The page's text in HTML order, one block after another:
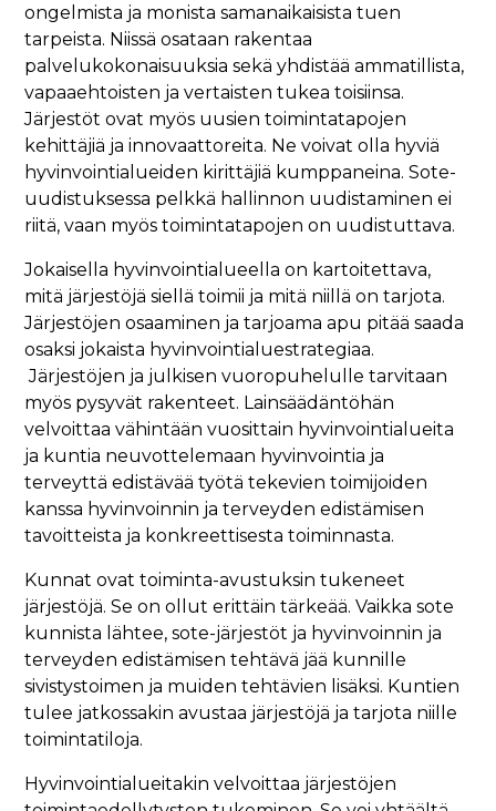
ongelmista ja monista samanaikaisista tuen
tarpeista. Niissä osataan rakentaa
palvelukokonaisuuksia sekä yhdistää ammatillista,
vapaaehtoisten ja vertaisten tukea toisiinsa.
Järjestöt ovat myös uusien toimintatapojen
kehittäjiä ja innovaattoreita. Ne voivat olla hyviä
hyvinvointialueiden kirittäjiä kumppaneina. Sote-
uudistuksessa pelkkä hallinnon uudistaminen ei
riitä, vaan myös toimintatapojen on uudistuttava.
Jokaisella hyvinvointialueella on kartoitettava,
mitä järjestöjä siellä toimii ja mitä niillä on tarjota.
Järjestöjen osaaminen ja tarjoama apu pitää saada
osaksi jokaista hyvinvointialuestrategiaa.
Järjestöjen ja julkisen vuoropuhelulle tarvitaan
myös pysyvät rakenteet. Lainsäädäntöhän
velvoittaa vähintään vuosittain hyvinvointialueita
ja kuntia neuvottelemaan hyvinvointia ja
terveyttä edistävää työtä tekevien toimijoiden
kanssa hyvinvoinnin ja terveyden edistämisen
tavoitteista ja konkreettisesta toiminnasta.
Kunnat ovat toiminta-avustuksin tukeneet
järjestöjä. Se on ollut erittäin tärkeää. Vaikka sote
kunnista lähtee, sote-järjestöt ja hyvinvoinnin ja
terveyden edistämisen tehtävä jää kunnille
sivistystoimen ja muiden tehtävien lisäksi. Kuntien
tulee jatkossakin avustaa järjestöjä ja tarjota niille
toimintatiloja.
Hyvinvointialueitakin velvoittaa järjestöjen